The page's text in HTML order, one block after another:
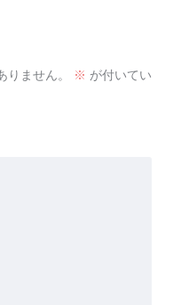
ません。 ※ が付いてい